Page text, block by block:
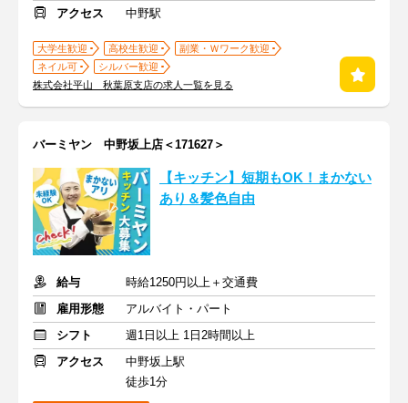
アクセス 中野駅
大学生歓迎 高校生歓迎
副業・Ｗワーク歓迎
ネイル可
シルバー歓迎
株式会社平山 秋葉原支店の求人一覧を見る
バーミヤン 中野坂上店＜171627＞
【キッチン】短期もOK！まかない
あり＆髪色自由
給与
時給1250円以上＋交通費
雇用形態
アルバイト・パート
シフト
週1日以上 1日2時間以上
アクセス
中野坂上駅
徒歩1分